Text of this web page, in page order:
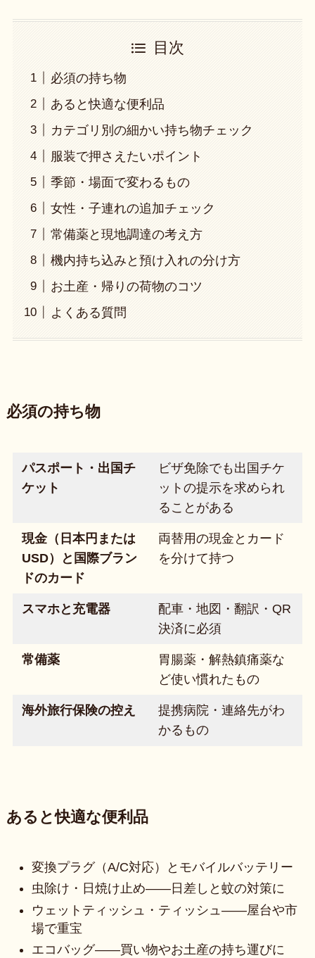
目次
必須の持ち物
あると快適な便利品
カテゴリ別の細かい持ち物チェック
服装で押さえたいポイント
季節・場面で変わるもの
女性・子連れの追加チェック
常備薬と現地調達の考え方
機内持ち込みと預け入れの分け方
お土産・帰りの荷物のコツ
よくある質問
必須の持ち物
パスポート・出国チ
ケット
ビザ免除でも出国チケ
ットの提示を求められ
ることがある
現金（日本円または
USD）と国際ブラン
ドのカード
両替用の現金とカード
を分けて持つ
スマホと充電器
配車・地図・翻訳・QR
決済に必須
常備薬
胃腸薬・解熱鎮痛薬な
ど使い慣れたもの
海外旅行保険の控え
提携病院・連絡先がわ
かるもの
あると快適な便利品
変換プラグ（A/C対応）とモバイルバッテリー
虫除け・日焼け止め——日差しと蚊の対策に
ウェットティッシュ・ティッシュ——屋台や市
場で重宝
エコバッグ——買い物やお土産の持ち運びに